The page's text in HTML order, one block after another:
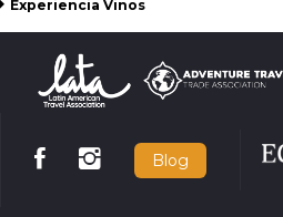
Experiencia Vinos
Blog